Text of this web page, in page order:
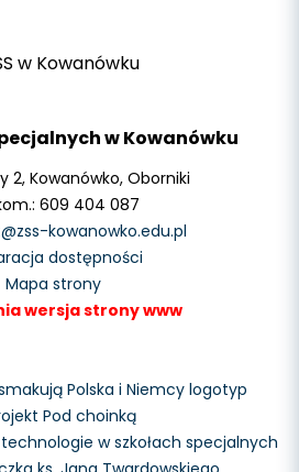
w Kowanówku
2, Kowanówko, Oborniki
609 404 087
kowanowko.edu.pl
dostępności
Mapa strony
wersja strony www